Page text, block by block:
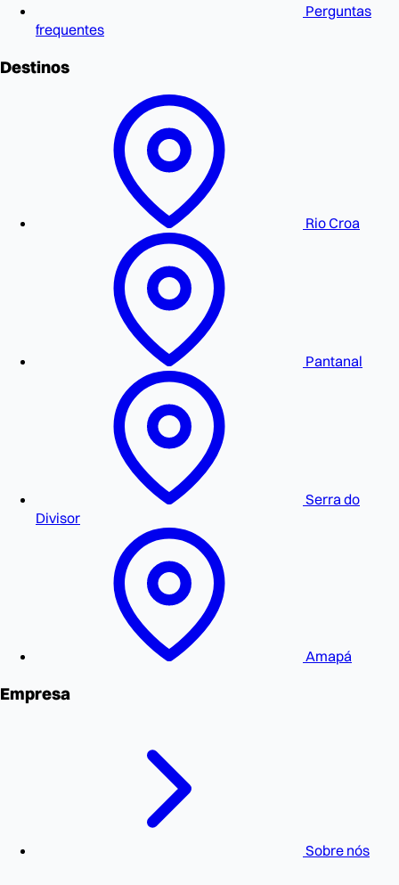
Perguntas
frequentes
Destinos
Rio Croa
Pantanal
Serra do
Divisor
Amapá
Empresa
Sobre nós